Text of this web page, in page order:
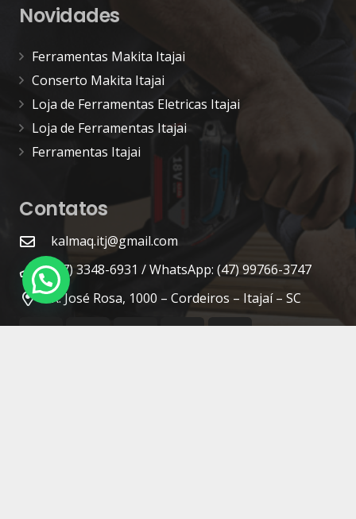
Novidades
Ferramentas Makita Itajai
Conserto Makita Itajai
Loja de Ferramentas Eletricas Itajai
Loja de Ferramentas Itajai
Ferramentas Itajai
Contatos
kalmaq.itj@gmail.com
(47) 3348-6931 / WhatsApp: (47) 99766-3747
R. José Rosa, 1000 – Cordeiros – Itajaí – SC